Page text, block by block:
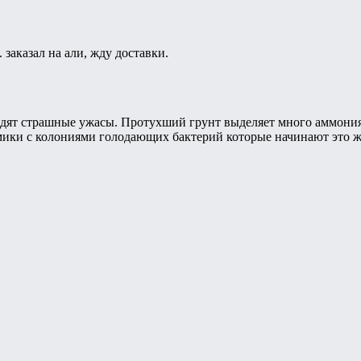
на али, жду доставки.
страшные ужасы. Протухший грунт выделяет много
с колониями голодающих бактерий которые начинают это